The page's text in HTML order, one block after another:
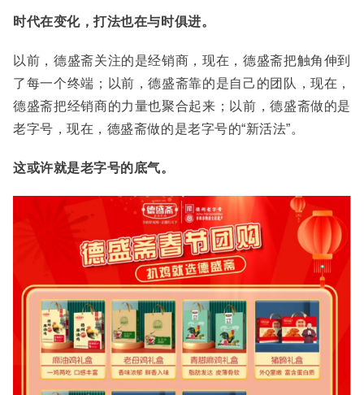
时代在变化，打法也在与时俱进。
以前，德盛斋关注的是经销商，现在，德盛斋把触角伸到
了每一个终端；以前，德盛斋靠的是自己的团队，现在，
德盛斋把经销商的力量也聚合起来；以前，德盛斋做的是
老字号，现在，德盛斋做的是老字号的“新活法”。
这或许就是老字号的底气。